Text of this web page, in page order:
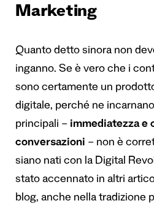
Marketing
Quanto detto sinora non
inganno. Se è vero che i
sono certamente un
digitale, perché ne
principali – immediatezza e
conversazioni – non è
siano nati con la Digital
stato accennato in altri
blog, anche nella tradizione